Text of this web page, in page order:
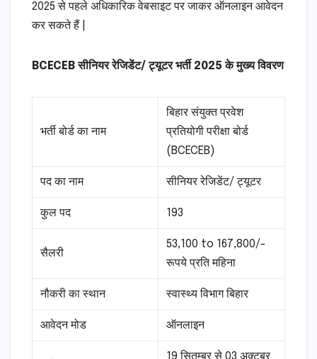
2025 से पहले अधिकारिक वेबसाइट पर जाकर ऑनलाइन आवेदन
कर सकते हैं |
BCECEB सीनियर रेजिडेंट/ ट्यूटर भर्ती 2025 के मुख्य विवरण
भर्ती बोर्ड का नाम
बिहार संयुक्त प्रवेश
प्रतियोगी परीक्षा बोर्ड
(BCECEB)
पद का नाम सीनियर रेजिडेंट/ ट्यूटर
कुल पद 193
सैलरी
53,100 to 167,800/-
रूपये प्रति महिना
नौकरी का स्थान स्वास्थ्य विभाग बिहार
आवेदन मोड ऑनलाइन